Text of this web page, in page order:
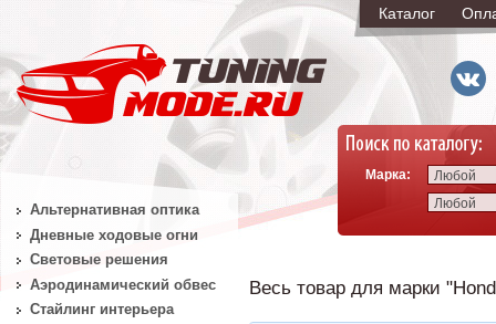
Каталог
Марка:
Любой
Любой
Весь товар для марки
Альтернативная оптика
Дневные ходовые огни
Световые решения
Аэродинамический обвес
Стайлинг интерьера